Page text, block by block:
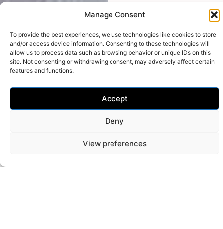
Manage Consent
To provide the best experiences, we use technologies like cookies to store
and/or access device information. Consenting to these technologies will
allow us to process data such as browsing behavior or unique IDs on this
site. Not consenting or withdrawing consent, may adversely affect certain
features and functions.
Accept
Deny
View preferences
Galleria